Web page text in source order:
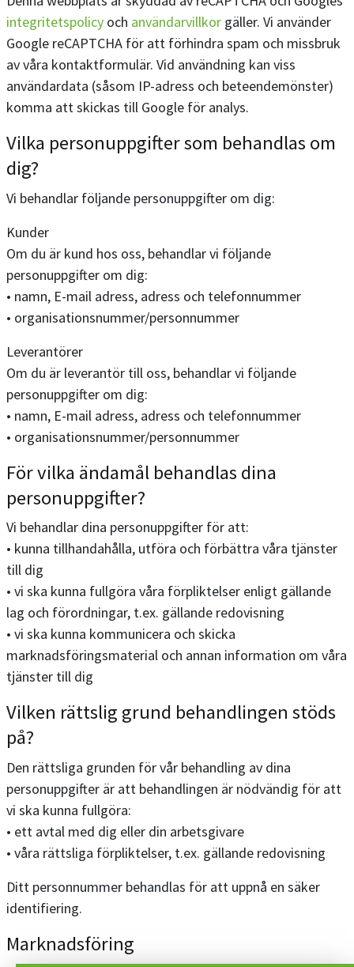
integritetspolicyoch användarvillkorgäller. Vi använder
Google reCAPTCHA för att förhindra spam och missbruk
av våra kontaktformulär. Vid användning kan viss
användardata (såsom IP-adress och beteendemönster)
komma att skickas till Google för analys.
Vilka personuppgifter som behandlas om
dig?
Vi behandlar följande personuppgifter om dig:
Kunder
Om du är kund hos oss, behandlar vi följande
personuppgifter om dig:
• namn, E-mail adress, adress och telefonnummer
• organisationsnummer/personnummer
Leverantörer
Om du är leverantör till oss, behandlar vi följande
personuppgifter om dig:
• namn, E-mail adress, adress och telefonnummer
• organisationsnummer/personnummer
För vilka ändamål behandlas dina
personuppgifter?
Vi behandlar dina personuppgifter för att:
• kunna tillhandahålla, utföra och förbättra våra tjänster
till dig
• vi ska kunna fullgöra våra förpliktelser enligt gällande
lag och förordningar, t.ex. gällande redovisning
• vi ska kunna kommunicera och skicka
marknadsföringsmaterial och annan information om våra
tjänster till dig
Vilken rättslig grund behandlingen stöds
på?
Den rättsliga grunden för vår behandling av dina
personuppgifter är att behandlingen är nödvändig för att
vi ska kunna fullgöra:
• ett avtal med dig eller din arbetsgivare
• våra rättsliga förpliktelser, t.ex. gällande redovisning
Ditt personnummer behandlas för att uppnå en säker
identifiering.
Marknadsföring